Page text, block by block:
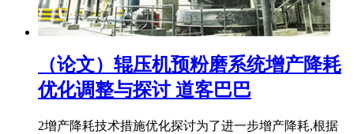
（论文）辊压机预粉磨系统增产降耗
优化调整与探讨 道客巴巴
2增产降耗技术措施优化探讨为了进一步增产降耗,根据